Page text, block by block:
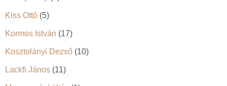
Kiss Ottó (5)
Kormos István (17)
Kosztolányi Dezső (10)
Lackfi János (11)